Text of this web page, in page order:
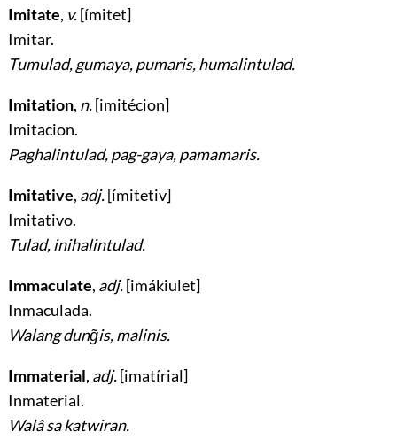
Imitate, v.[ímitet]
Imitar.
Tumulad, gumaya, pumaris, humalintulad.
Imitation, n.[imitécion]
Imitacion.
Paghalintulad, pag-gaya, pamamaris.
Imitative, adj.[ímitetiv]
Imitativo.
Tulad, inihalintulad.
Immaculate, adj.[imákiulet]
Inmaculada.
Walang dung̃is, malinis.
Immaterial, adj.[imatírial]
Inmaterial.
Walâ sa katwiran.